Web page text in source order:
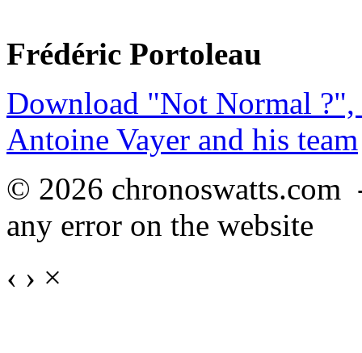
Frédéric Portoleau
Download "Not Normal ?",
Antoine Vayer and his team
© 2026
any error on the website
‹ › ×